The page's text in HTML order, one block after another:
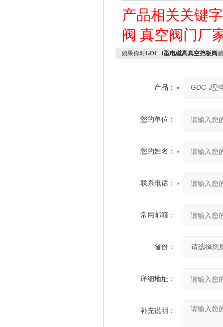
产品相关关键
阀 真空阀门厂
如果你对GDC-J型电磁高真空挡板阀
产品：
您的单位：
您的姓名：
联系电话：
常用邮箱：
省份：
详细地址：
补充说明：